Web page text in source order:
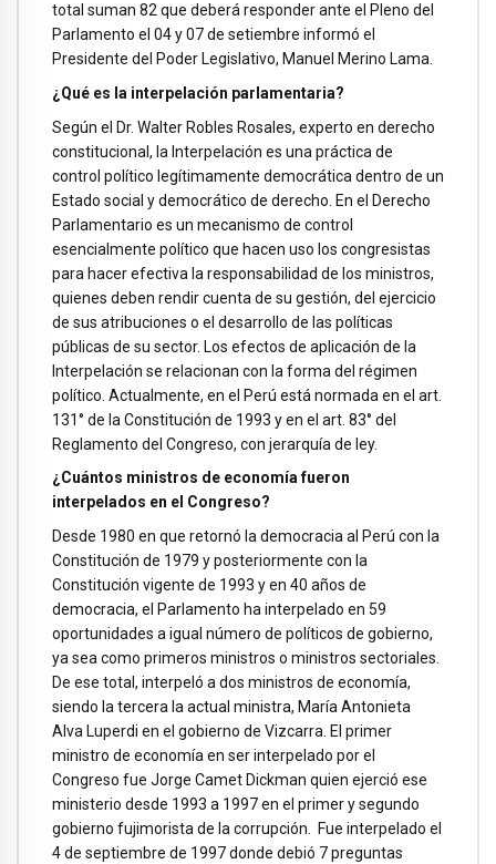
total suman 82 que deberá responder ante el Pleno del
Parlamento el 04 y 07 de setiembre informó el
Presidente del Poder Legislativo, Manuel Merino Lama.
¿Qué es la interpelación parlamentaria?
Según el Dr. Walter Robles Rosales, experto en derecho
constitucional, la Interpelación es una práctica de
control político legítimamente democrática dentro de un
Estado social y democrático de derecho. En el Derecho
Parlamentario es un mecanismo de control
esencialmente político que hacen uso los congresistas
para hacer efectiva la responsabilidad de los ministros,
quienes deben rendir cuenta de su gestión, del ejercicio
de sus atribuciones o el desarrollo de las políticas
públicas de su sector. Los efectos de aplicación de la
Interpelación se relacionan con la forma del régimen
político. Actualmente, en el Perú está normada en el art.
131° de la Constitución de 1993 y en el art. 83° del
Reglamento del Congreso, con jerarquía de ley.
¿Cuántos ministros de economía fueron
interpelados en el Congreso?
Desde 1980 en que retornó la democracia al Perú con la
Constitución de 1979 y posteriormente con la
Constitución vigente de 1993 y en 40 años de
democracia, el Parlamento ha interpelado en 59
oportunidades a igual número de políticos de gobierno,
ya sea como primeros ministros o ministros sectoriales.
De ese total, interpeló a dos ministros de economía,
siendo la tercera la actual ministra, María Antonieta
Alva Luperdi en el gobierno de Vizcarra. El primer
ministro de economía en ser interpelado por el
Congreso fue Jorge Camet Dickman quien ejerció ese
ministerio desde 1993 a 1997 en el primer y segundo
gobierno fujimorista de la corrupción. Fue interpelado el
4 de septiembre de 1997 donde debió 7 preguntas